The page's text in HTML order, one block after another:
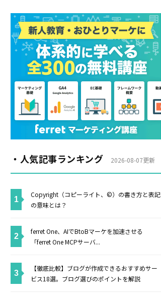
・人気記事ランキング 2026-08-07更新
Copyright（コピーライト、©）の書き方と表記
の意味とは？
ferret One、AIでBtoBマーケを加速させる
「ferret One MCPサーバ...
【徹底比較】ブログが作成できるおすすめサー
ビス18選。ブログ選びのポイントを解説